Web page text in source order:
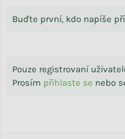
Buďte první, kdo napíše
Pouze registrovaní
Prosím přihlaste se nebo